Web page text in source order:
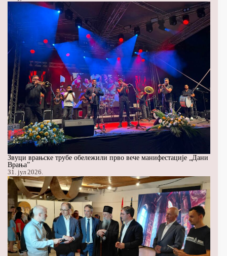
Звуци врањске трубе обележили прво вече манифестације „Дани
Врања”
31. јул 2026.